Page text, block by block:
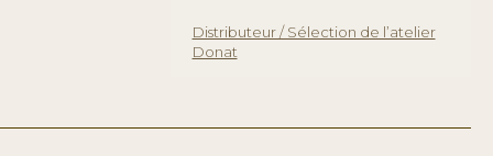
Distributeur / Sélection de l’atelier
Donat